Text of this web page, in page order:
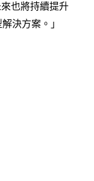
也將持續提升
決方案。」